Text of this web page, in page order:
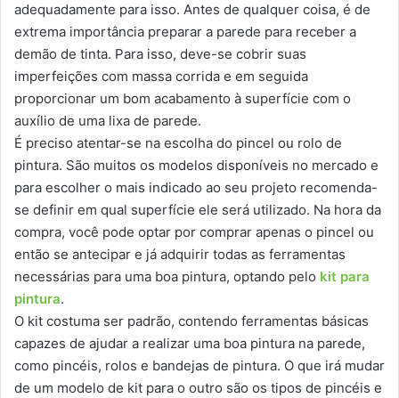
adequadamente para isso. Antes de qualquer coisa, é de
extrema importância preparar a parede para receber a
demão de tinta. Para isso, deve-se cobrir suas
imperfeições com massa corrida e em seguida
proporcionar um bom acabamento à superfície com o
auxílio de uma lixa de parede.
É preciso atentar-se na escolha do pincel ou rolo de
pintura. São muitos os modelos disponíveis no mercado e
para escolher o mais indicado ao seu projeto recomenda-
se definir em qual superfície ele será utilizado. Na hora da
compra, você pode optar por comprar apenas o pincel ou
então se antecipar e já adquirir todas as ferramentas
necessárias para uma boa pintura, optando pelo kit para
pintura.
O kit costuma ser padrão, contendo ferramentas básicas
capazes de ajudar a realizar uma boa pintura na parede,
como pincéis, rolos e bandejas de pintura. O que irá mudar
de um modelo de kit para o outro são os tipos de pincéis e